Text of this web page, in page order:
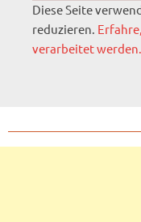
Diese Seite
reduzieren.
verarbeitet werden.